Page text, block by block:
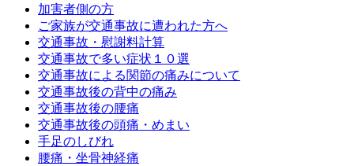
加害者側の方
ご家族が交通事故に遭われた方へ
交通事故・慰謝料計算
交通事故で多い症状１０選
交通事故による関節の痛みについて
交通事故後の背中の痛み
交通事故後の腰痛
交通事故後の頭痛・めまい
手足のしびれ
腰痛・坐骨神経痛